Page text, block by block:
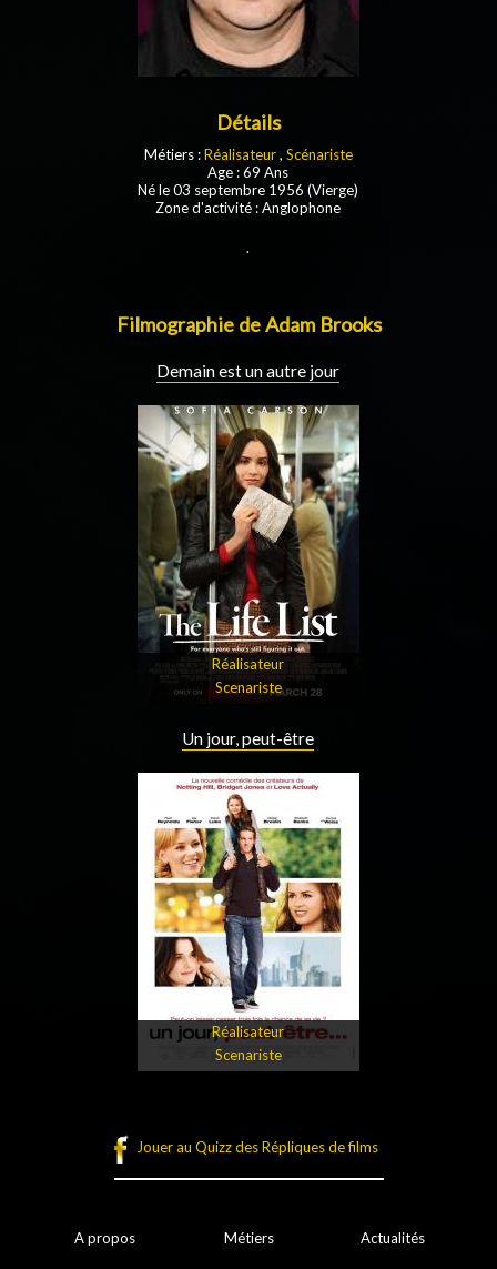
Détails
Métiers :Réalisateur, Scénariste
Age : 69 Ans
Né le 03 septembre 1956 (Vierge)
Zone d'activité : Anglophone
.
Filmographie de Adam Brooks
Demain est un autre jour
Réalisateur
Scenariste
Un jour, peut-être
Réalisateur
Scenariste
Jouer au Quizz des Répliques de films
A propos Métiers Actualités